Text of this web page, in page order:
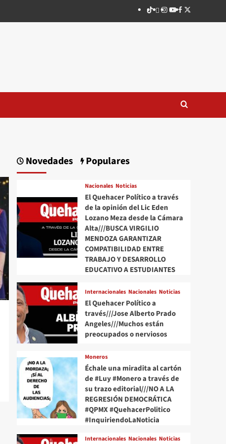
TikTok
threads
Instagram
Youtube
Facebook
X
Novedades Populares
Nacionales Noticias
El Quehacer Político a través
de la opinión del Lic Eden
Lozano Meza desde la Cámara
Alta///BUSCA VIRGILIO
MENDOZA GARANTIZAR
COMPATIBILIDAD ENTRE
TRABAJO Y DESARROLLO
EDUCATIVO A ESTUDIANTES
Internacionales Nacionales Noticias
El Quehacer Político a
través///Jose Alberto Prado
Angeles///Muchos están
preocupados o nerviosos
Moneros
Échale una miradita al cartón
de #Luy #Monero a través de
su trazo editorial///NO A LA
REGRESIÓN DEMOCRÁTICA
#QPMX #QuehacerPolitico
#InquiriendoLaNoticia
Internacionales Nacionales Noticias